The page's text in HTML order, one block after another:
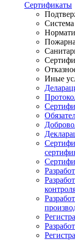
Сертификаты
Иные